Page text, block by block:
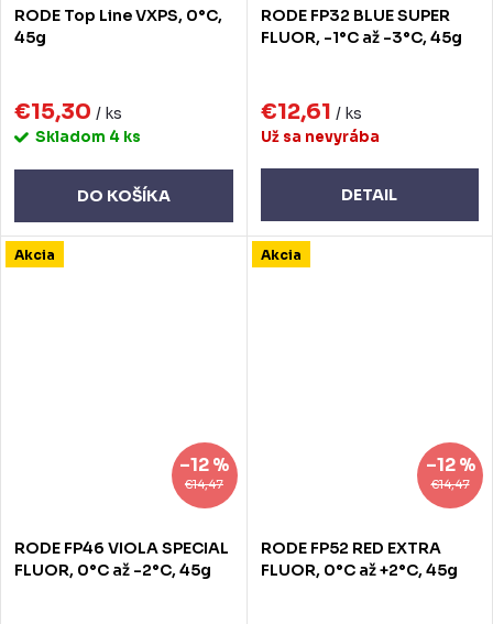
RODE Top Line VXPS, 0°C,
45g
€15,30 / ks
Skladom 4 ks
DO KOŠÍKA
RODE FP32 BLUE SUPER
FLUOR, -1°C až -3°C, 45g
€12,61 / ks
Už sa nevyrába
DETAIL
Akcia
€14,47
–12 %
RODE FP46 VIOLA SPECIAL
FLUOR, 0°C až -2°C, 45g
Akcia
€14,47
–12 %
RODE FP52 RED EXTRA
FLUOR, 0°C až +2°C, 45g